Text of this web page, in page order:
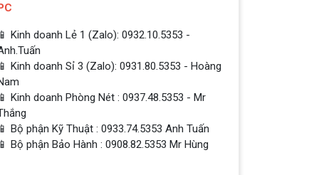
📱 Kinh doanh Lẻ 1 (Zalo): 0932.10.5353 -
📱 Kinh doanh Sỉ 3 (Zalo): 0931.80.5353 - Hoàng
📱 Kinh doanh Phòng Nét : 0937.48.5353 - Mr
📱 Bộ phận Kỹ Thuật : 0933.74.5353 Anh Tuấn
📱 Bộ phận Bảo Hành : 0908.82.5353 Mr Hùng